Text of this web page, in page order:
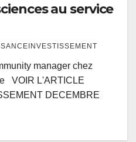
au service
manager chez
VOIR L'ARTICLE
DECEMBRE